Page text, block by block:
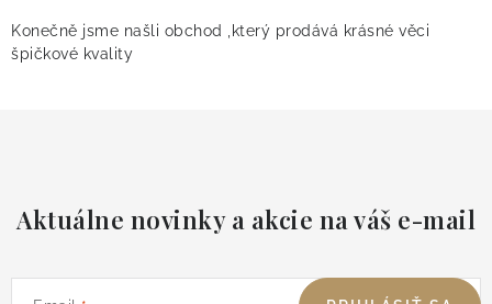
Konečně jsme našli obchod ,který prodává krásné věci
špičkové kvality
Aktuálne novinky a akcie na váš e-mail